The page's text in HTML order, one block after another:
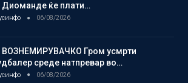
Диоманде ќе плати…
06/08/2026
ВОЗНЕМИРУВАЧКО Гром усмрти
среде натпревар во…
06/08/2026